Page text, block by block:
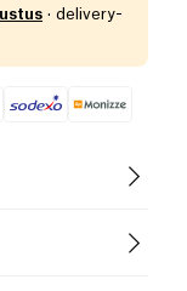
· delivery-